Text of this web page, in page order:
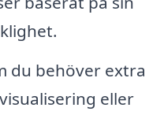
du behöver extra
eller